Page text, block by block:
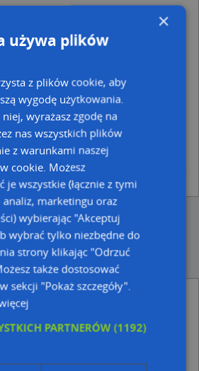
i Rady (UE) o Ochronie Danych Osobowych
danych jest AutoMapa sp. z o.o.
przy ulicy Domaniewskiej 37.
w celu:
oraz publikacji w wyszukiwarce firm i na
f RODO)
o firmach partnerom biznesowym operatora (art.
CEIDG, GUS, REGON, z firmowych stron www
Urzędy, Kościoły w
Nadzoru Budowlanego, Wojska
Społecznej, Kolejowa 31, 19-
×
używa plików
z plików cookie, aby
wygodę użytkowania.
wyrażasz zgodę na
nas wszystkich plików
z warunkami naszej
cookie. Możesz
je wszystkie (łącznie z tymi
analiz, marketingu oraz
wybierając "Akceptuj
wybrać tylko niezbędne do
strony klikając "Odrzuć
także dostosować
sekcji "Pokaż szczegóły".
PARTNERÓW(1192)